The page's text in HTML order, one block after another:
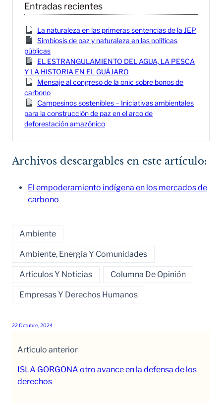
Entradas recientes
La naturaleza en las primeras sentencias de la JEP
Simbiosis de paz y naturaleza en las políticas
públicas
EL ESTRANGULAMIENTO DEL AGUA, LA PESCA
Y LA HISTORIA EN EL GUÁJARO
Mensaje al congreso de la onic sobre bonos de
carbono
Campesinos sostenibles – Iniciativas ambientales
para la construcción de paz en el arco de
deforestación amazónico
Archivos descargables en este artículo:
El empoderamiento indígena en los mercados de
carbono
Ambiente
Ambiente, Energía Y Comunidades
Artículos Y Noticias Columna De Opinión
Empresas Y Derechos Humanos
22 Octubre, 2024
Artículo anterior
ISLA GORGONA otro avance en la defensa de los
derechos